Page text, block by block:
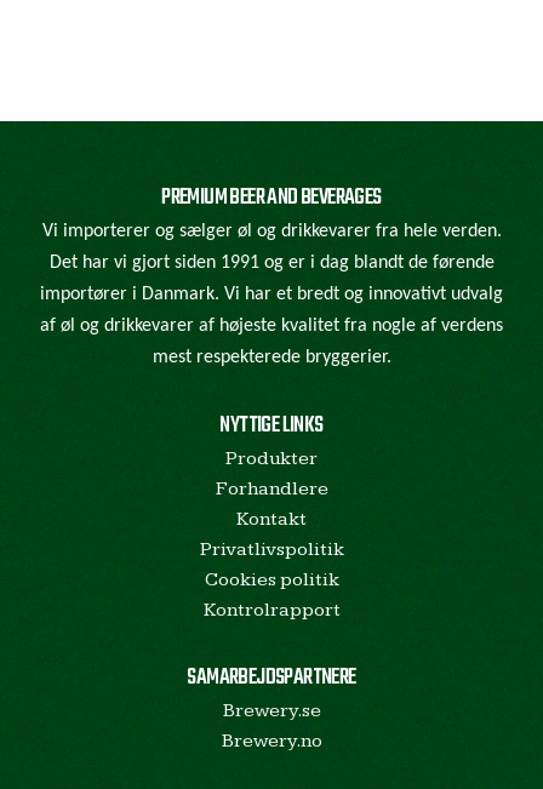
PREMIUM BEER AND BEVERAGES
Vi importerer og sælger øl og drikkevarer fra hele verden.
Det har vi gjort siden 1991 og er i dag blandt de førende
importører i Danmark. Vi har et bredt og innovativt udvalg
af øl og drikkevarer af højeste kvalitet fra nogle af verdens
mest respekterede bryggerier.
NYTTIGE LINKS
Produkter
Forhandlere
Kontakt
Privatlivspolitik
Cookies politik
Kontrolrapport
SAMARBEJDSPARTNERE
Brewery.se
Brewery.no